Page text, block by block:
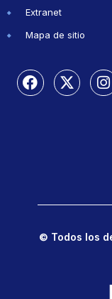
Extranet
Mapa de sitio
© Todos los